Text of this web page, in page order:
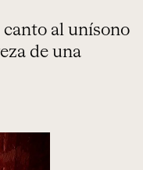
al unísono
de una